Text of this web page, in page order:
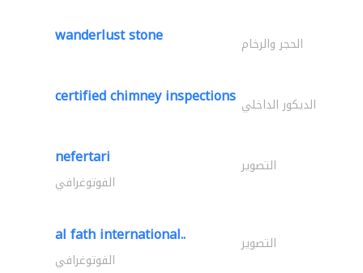
wanderlust stone الحجر والرخام
certified chimney inspections الديكور الداخلي
nefertari التصوير
الفوتوغرافي
al fath international.. التصوير
الفوتوغرافي